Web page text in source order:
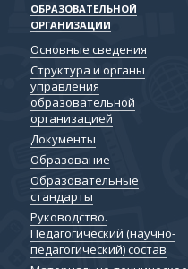
ОБРАЗОВАТЕЛЬНОЙ
ОРГАНИЗАЦИИ
Основные сведения
Структура и органы
управления
образовательной
организацией
Документы
Образование
Образовательные
стандарты
Руководство.
Педагогический (научно-
педагогический) состав